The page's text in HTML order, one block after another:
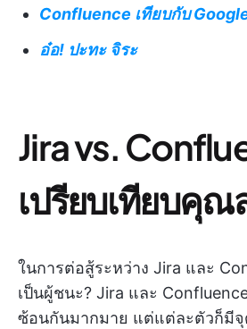
Confluence เทียบกับ
อ๋อ! ปะทะ จิระ
Jira vs.
เปรียบเทียบคุ
ในการต่อสู้ระหว่าง Jira และ
เป็นผู้ชนะ? Jira และ
ซ้อนกันมากมาย แต่แต่ละตัวก็มีจุ